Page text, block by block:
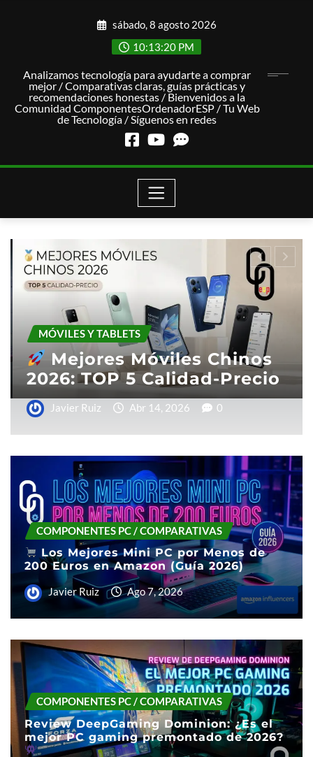
sábado, 8 agosto 2026
10:13:21 PM
Analizamos tecnología para ayudarte a comprar
mejor / Comparativas claras, guías prácticas y
recomendaciones honestas / Bienvenidos a la
Comunidad ComponentesOrdenadorESP / Tu Web
de Tecnología / Síguenos en redes
MÓVILES Y TABLETS
Las mejores tablets para
2026: guía de compra y
recomendaciones
Javier Ruiz Mar 15, 2026
COMPONENTES PC / COMPARATIVAS
Los Mejores Mini PC por Menos de
200 Euros en Amazon (Guía 2026)
Javier Ruiz Ago 7, 2026
COMPONENTES PC / COMPARATIVAS
Review DeepGaming Dominion: ¿Es el
mejor PC gaming premontado de 2026?